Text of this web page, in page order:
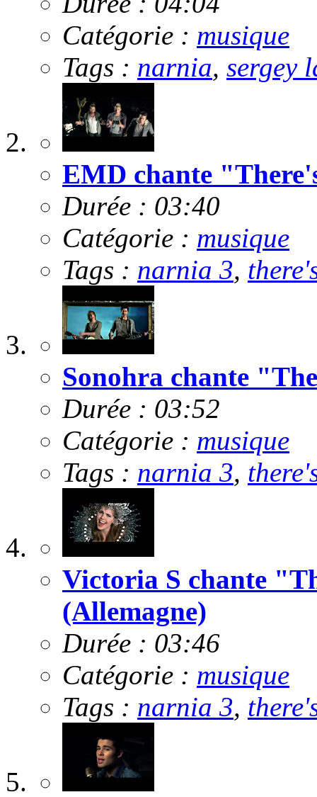
Catégorie : musique
Tags : narnia, sergey
EMD chante
Durée : 03:40
Catégorie : musique
Tags : narnia 3,
Sonohra chante
Durée : 03:52
Catégorie : musique
Tags : narnia 3,
Victoria S chante
(Allemagne)
Durée : 03:46
Catégorie : musique
Tags : narnia 3,